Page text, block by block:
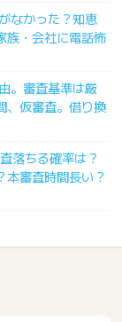
なかった？知恵
族・会社に電話怖
。審査基準は厳
、仮審査。借り換
落ちる確率は？
本審査時間長い？